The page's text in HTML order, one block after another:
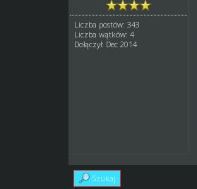
Liczba postów: 343
Liczba wątków: 4
Dołączył: Dec 2014
Szukaj